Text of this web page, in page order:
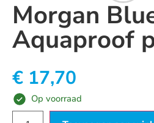
Morgan
Aquaproof
€ 17,70
Op voorraad